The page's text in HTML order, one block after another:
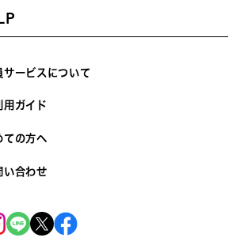
サービスについて
用ガイド
ての方へ
い合わせ